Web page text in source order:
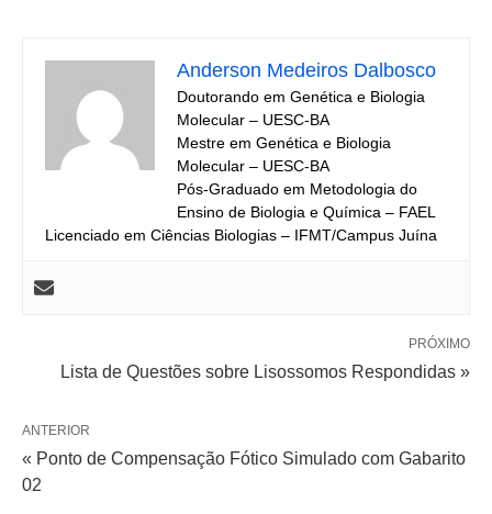
Anderson Medeiros Dalbosco
Doutorando em Genética e Biologia
Molecular – UESC-BA
Mestre em Genética e Biologia
Molecular – UESC-BA
Pós-Graduado em Metodologia do
Ensino de Biologia e Química – FAEL
Licenciado em Ciências Biologias – IFMT/Campus Juína
PRÓXIMO
Lista de Questões sobre Lisossomos Respondidas »
ANTERIOR
« Ponto de Compensação Fótico Simulado com Gabarito
02